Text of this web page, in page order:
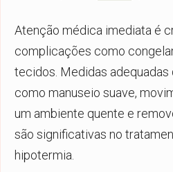
Atenção médica imediata é
complicações como
tecidos. Medidas
como manuseio suave,
um ambiente quente e
são significativas no
hipotermia.